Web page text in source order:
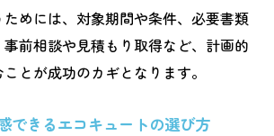
めには、対象期間や条件、必要書類
前相談や見積もり取得など、計画的
とが成功のカギとなります。
できるエコキュートの選び方